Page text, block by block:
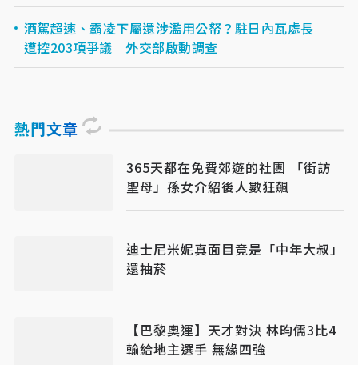
酒駕超速、霸凌下屬還涉濫用公帑？駐日內瓦處長
遭控203項爭議 外交部啟動調查
熱門文章
365天都在免費郊遊的社團 「街訪
聖母」孫女介紹後人數狂飆
迪士尼米妮真面目竟是「中年大叔」
還抽菸
【巴黎奧運】天才對決 林昀儒3比4
輸給地主選手 無緣四強